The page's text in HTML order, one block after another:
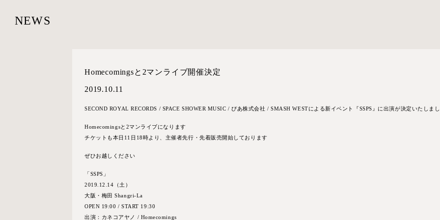
NEWS
Homecomingsと2マンライブ開催決定
2019.10.11
SECOND ROYAL RECORDS / SPACE SHOWER MUSIC / ぴあ株式会社 / SMASH WESTによる新イベント『SSPS』に出演が決定いたしま
Homecomingsと2マンライブになります
チケットも本日11日18時より、主催者先行・先着販売開始しております
ぜひお越しください
「SSPS」
2019.12.14（土）
大阪・梅田 Shangri-La
OPEN 19:00 / START 19:30
出演：カネコアヤノ / Homecomings